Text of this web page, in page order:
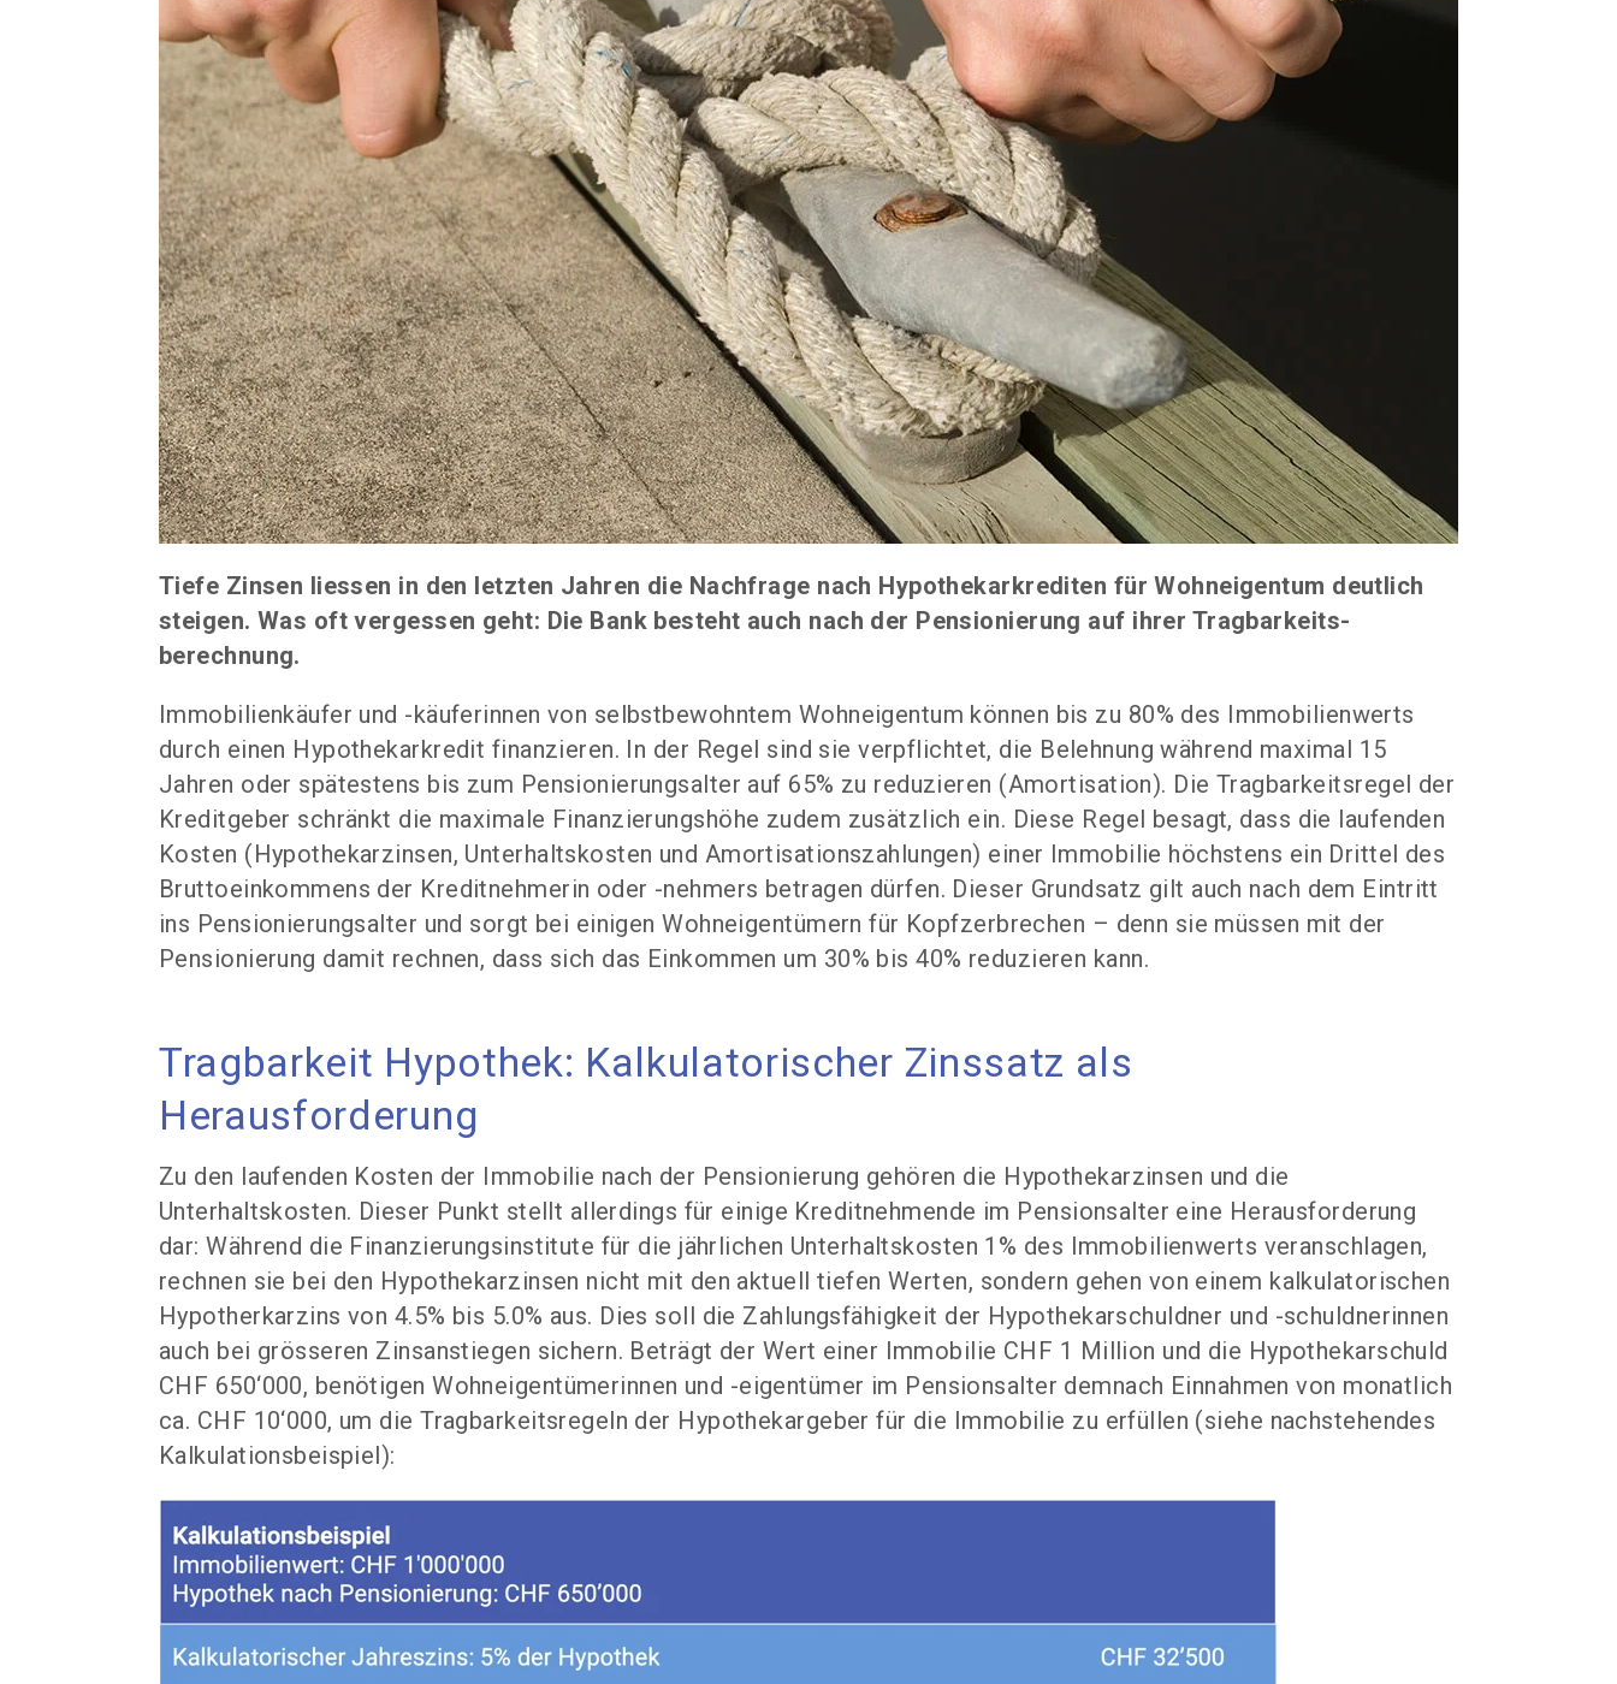
Tiefe Zinsen liessen in den letzten Jahren die Nachfrage nach Hypothekar­krediten für Wohn­eigentum deutlich
steigen. Was oft vergessen geht: Die Bank besteht auch nach der Pensio­nierung auf ihrer Tragbar­keits­
berechnung.
Immobilienkäufer und -käuferinnen von selbstbewohntem Wohneigentum können bis zu 80% des Immobilienwerts
durch einen Hypothekarkredit finanzieren. In der Regel sind sie verpflichtet, die Belehnung während maximal 15
Jahren oder spätestens bis zum Pensionierungsalter auf 65% zu reduzieren (Amortisation). Die Tragbarkeitsregel der
Kreditgeber schränkt die maximale Finanzierungshöhe zudem zusätzlich ein. Diese Regel besagt, dass die laufenden
Kosten (Hypothekarzinsen, Unterhaltskosten und Amortisationszahlungen) einer Immobilie höchstens ein Drittel des
Bruttoeinkommens der Kreditnehmerin oder -nehmers betragen dürfen. Dieser Grundsatz gilt auch nach dem Eintritt
ins Pensionierungsalter und sorgt bei einigen Wohneigentümern für Kopfzerbrechen – denn sie müssen mit der
Pensionierung damit rechnen, dass sich das Einkommen um 30% bis 40% reduzieren kann.
Tragbarkeit Hypothek: Kalkulatorischer Zinssatz als
Herausforderung
Zu den laufenden Kosten der Immobilie nach der Pensionierung gehören die Hypothekarzinsen und die
Unterhaltskosten. Dieser Punkt stellt allerdings für einige Kreditnehmende im Pensionsalter eine Herausforderung
dar: Während die Finanzierungsinstitute für die jährlichen Unterhaltskosten 1% des Immobilienwerts veranschlagen,
rechnen sie bei den Hypothekarzinsen nicht mit den aktuell tiefen Werten, sondern gehen von einem kalkulatorischen
Hypotherkarzins von 4.5% bis 5.0% aus. Dies soll die Zahlungsfähigkeit der Hypothekarschuldner und -schuldnerinnen
auch bei grösseren Zinsanstiegen sichern. Beträgt der Wert einer Immobilie CHF 1 Million und die Hypothekarschuld
CHF 650‘000, benötigen Wohneigentümerinnen und -eigentümer im Pensionsalter demnach Einnahmen von monatlich
ca. CHF 10‘000, um die Tragbarkeitsregeln der Hypothekargeber für die Immobilie zu erfüllen (siehe nachstehendes
Kalkulationsbeispiel):